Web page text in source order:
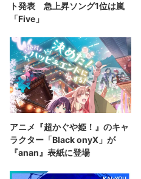
ト発表 急上昇ソング1位は嵐
「Five」
アニメ『超かぐや姫！』のキャ
ラクター「Black onyX」が
『anan』表紙に登場